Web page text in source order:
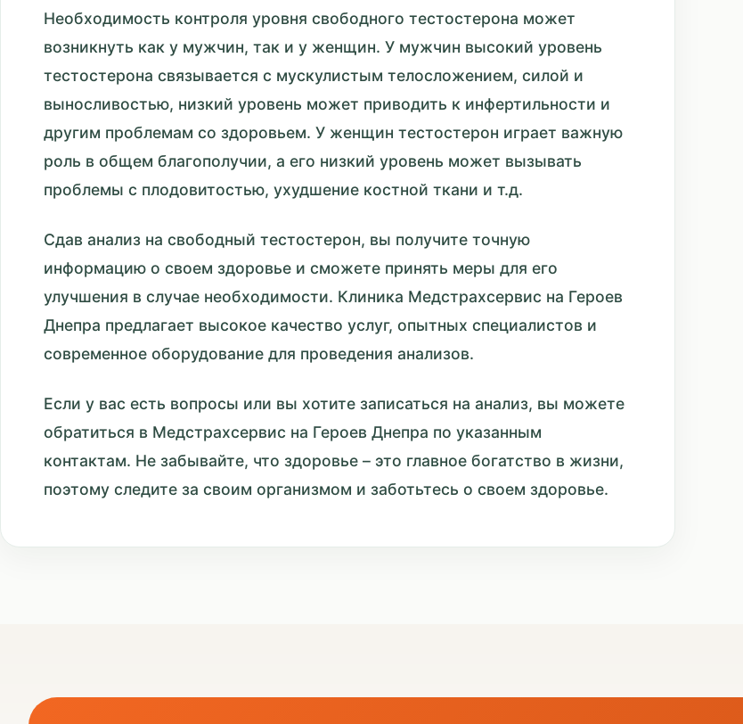
Необходимость контроля уровня свободного тестостерона может
возникнуть как у мужчин, так и у женщин. У мужчин высокий уровень
тестостерона связывается с мускулистым телосложением, силой и
выносливостью, низкий уровень может приводить к инфертильности и
другим проблемам со здоровьем. У женщин тестостерон играет важную
роль в общем благополучии, а его низкий уровень может вызывать
проблемы с плодовитостью, ухудшение костной ткани и т.д.
Сдав анализ на свободный тестостерон, вы получите точную
информацию о своем здоровье и сможете принять меры для его
улучшения в случае необходимости. Клиника Медстрахсервис на Героев
Днепра предлагает высокое качество услуг, опытных специалистов и
современное оборудование для проведения анализов.
Если у вас есть вопросы или вы хотите записаться на анализ, вы можете
обратиться в Медстрахсервис на Героев Днепра по указанным
контактам. Не забывайте, что здоровье – это главное богатство в жизни,
поэтому следите за своим организмом и заботьтесь о своем здоровье.